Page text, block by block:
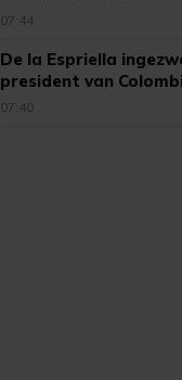
07:44
De la Espriella
president van
07:40